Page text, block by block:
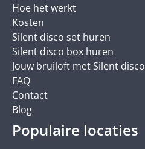
Hoe het werkt
Kosten
Silent disco set huren
Silent disco box huren
Jouw bruiloft met Silent disco
FAQ
Contact
Blog
Populaire locaties